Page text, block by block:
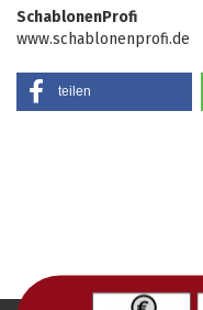
SchablonenProfi
www.schablonenprofi.de
teilen